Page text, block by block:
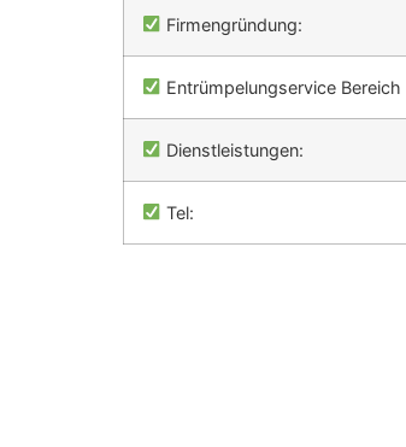
Firmengründung:
Entrümpelungservice Bereich
Dienstleistungen:
Tel: